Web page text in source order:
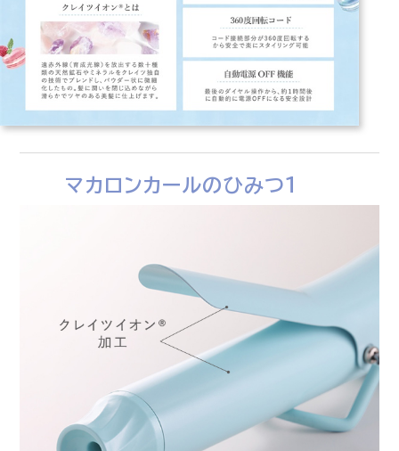
マカロンカールのひみつ１